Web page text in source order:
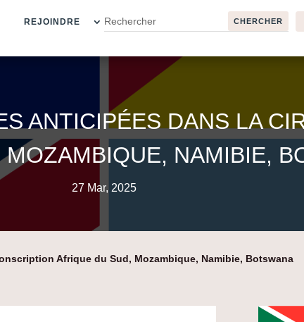
REJOINDRE
ANTICIPÉES DANS LA
NAMIBIE,
27 Mar, 2025
Afrique du Sud, Mozambique, Namibie, Botswana